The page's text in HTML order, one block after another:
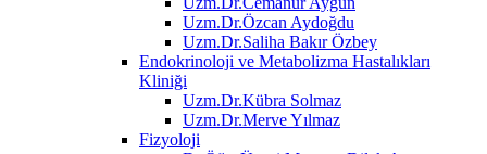
Uzm.Dr.Özcan Aydoğdu
Uzm.Dr.Saliha Bakır Özbey
Endokrinoloji ve Metabolizma Hastalıkları
Kliniği
Uzm.Dr.Kübra Solmaz
Uzm.Dr.Merve Yılmaz
Fizyoloji